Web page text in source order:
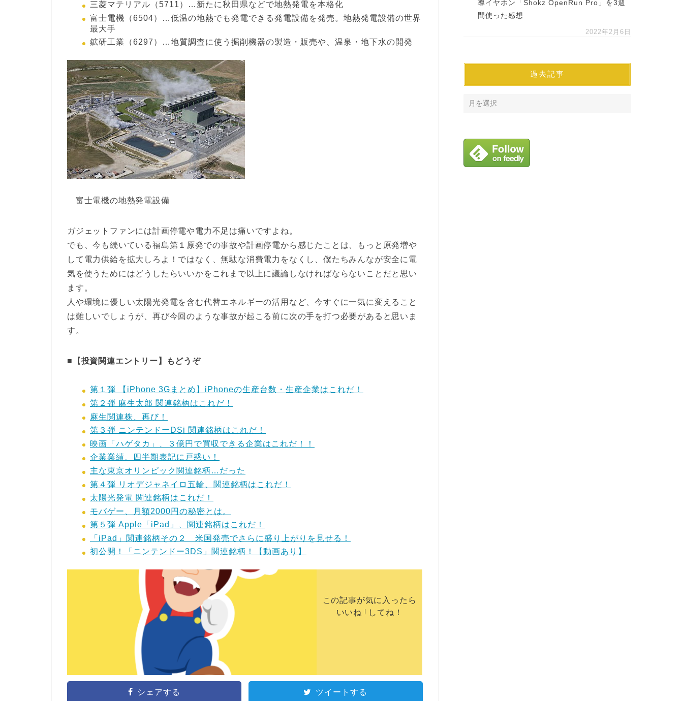
三菱マテリアル（5711）…新たに秋田県などで地熱発電を本格化
富士電機（6504）…低温の地熱でも発電できる発電設備を発売。地熱発電設備の世界
最大手
鉱研工業（6297）…地質調査に使う掘削機器の製造・販売や、温泉・地下水の開発
富士電機の地熱発電設備
ガジェットファンには計画停電や電力不足は痛いですよね。
でも、今も続いている福島第１原発での事故や計画停電から感じたことは、もっと原発増や
して電力供給を拡大しろよ！ではなく、無駄な消費電力をなくし、僕たちみんなが安全に電
気を使うためにはどうしたらいいかをこれまで以上に議論しなければならないことだと思い
ます。
人や環境に優しい太陽光発電を含む代替エネルギーの活用など、今すぐに一気に変えること
は難しいでしょうが、再び今回のような事故が起こる前に次の手を打つ必要があると思いま
す。
■ 【投資関連エントリー】もどうぞ
第１弾 【iPhone 3Gまとめ】iPhoneの生産台数・生産企業はこれだ！
第２弾 麻生太郎 関連銘柄はこれだ！
麻生関連株、再び！
第３弾 ニンテンドーDSi 関連銘柄はこれだ！
映画「ハゲタカ」、３億円で買収できる企業はこれだ！！
企業業績、四半期表記に戸惑い！
主な東京オリンピック関連銘柄…だった
第４弾 リオデジャネイロ五輪、関連銘柄はこれだ！
太陽光発電 関連銘柄はこれだ！
モバゲー、月額2000円の秘密とは。
第５弾 Apple「iPad」、関連銘柄はこれだ！
「iPad」関連銘柄その２ 米国発売でさらに盛り上がりを見せる！
初公開！「ニンテンドー3DS」関連銘柄！【動画あり】
この記事が気に入ったら
いいね ! してね！
シェアする ツイートする
導イヤホン「Shokz OpenRun Pro」を3週
間使った感想
2022年2月6日
過去記事